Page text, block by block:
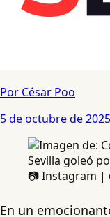
Por César Poo
5 de octubre de
📷 Instagram |
En un